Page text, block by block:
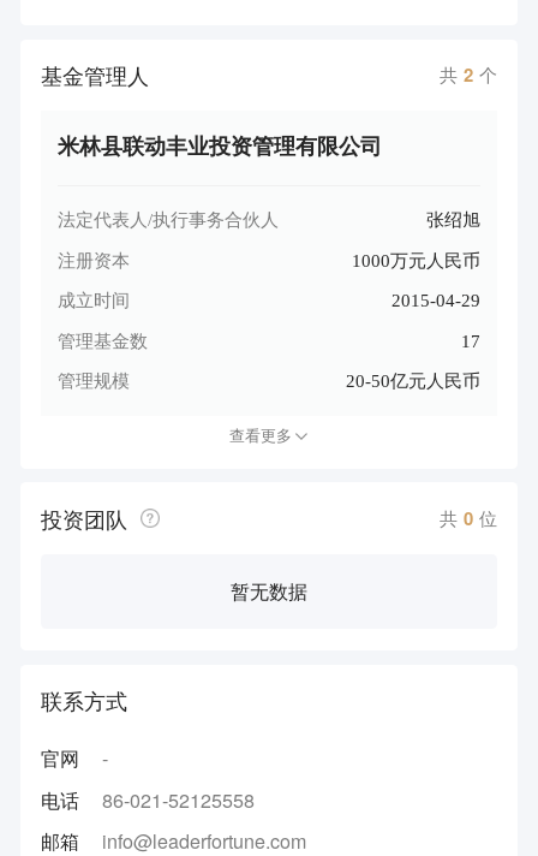
基金管理人 共 2 个
米林县联动丰业投资管理有限公司
法定代表人/执行事务合伙人 张绍旭
注册资本 1000万元人民币
成立时间 2015-04-29
管理基金数 17
管理规模 20-50亿元人民币
查看更多
投资团队 共 0 位
暂无数据
联系方式
官网
-
电话
86-021-52125558
邮箱
info@leaderfortune.com